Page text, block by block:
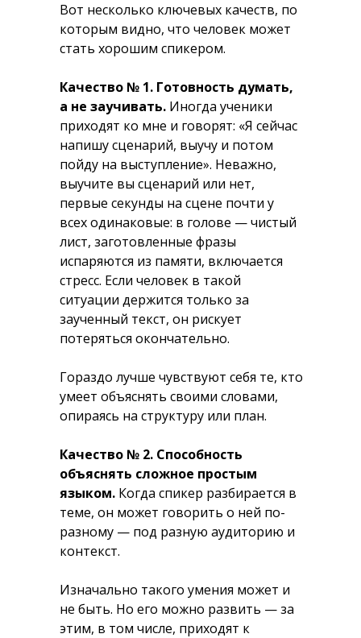
Вот несколько ключевых качеств, по
которым видно, что человек может
стать хорошим спикером.
Качество № 1. Готовность думать,
а не заучивать. Иногда ученики
приходят ко мне и говорят: «Я сейчас
напишу сценарий, выучу и потом
пойду на выступление». Неважно,
выучите вы сценарий или нет,
первые секунды на сцене почти у
всех одинаковые: в голове — чистый
лист, заготовленные фразы
испаряются из памяти, включается
стресс. Если человек в такой
ситуации держится только за
заученный текст, он рискует
потеряться окончательно.
Гораздо лучше чувствуют себя те, кто
умеет объяснять своими словами,
опираясь на структуру или план.
Качество № 2. Способность
объяснять сложное простым
языком. Когда спикер разбирается в
теме, он может говорить о ней по-
разному — под разную аудиторию и
контекст.
Изначально такого умения может и
не быть. Но его можно развить — за
этим, в том числе, приходят к